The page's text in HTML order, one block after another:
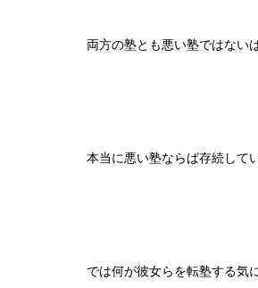
両方の塾とも悪い塾ではない
本当に悪い塾ならば存続して
では何が彼女らを転塾する気